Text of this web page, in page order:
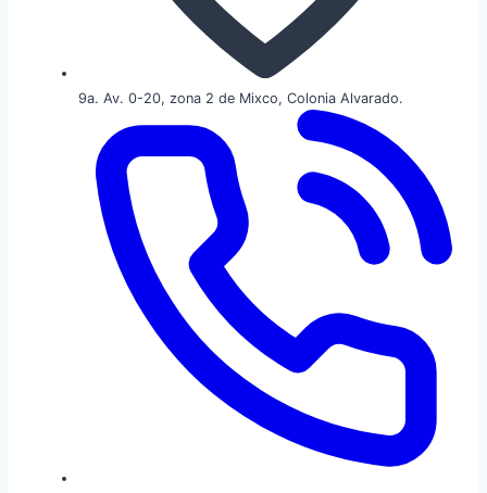
9a. Av. 0-20, zona 2 de Mixco, Colonia Alvarado.